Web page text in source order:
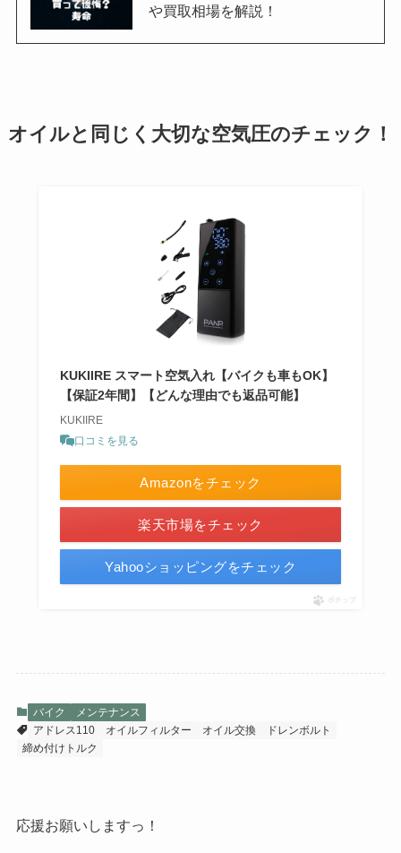
や買取相場を解説！
オイルと同じく大切な空気圧のチェック！
KUKIIRE スマート空気入れ【バイクも車もOK】
【保証2年間】【どんな理由でも返品可能】
KUKIIRE
口コミを見る
Amazonをチェック
楽天市場をチェック
Yahooショッピングをチェック
ポチップ
バイク
メンテナンス
アドレス110
オイルフィルター オイル交換
ドレンボルト
締め付けトルク
応援お願いしますっ！